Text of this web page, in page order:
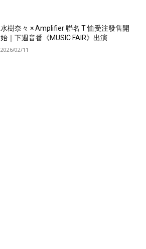
水樹奈々 × Amplifier 聯名 T 恤受注發售開
始｜下週音番《MUSIC FAIR》出演
2026/02/11